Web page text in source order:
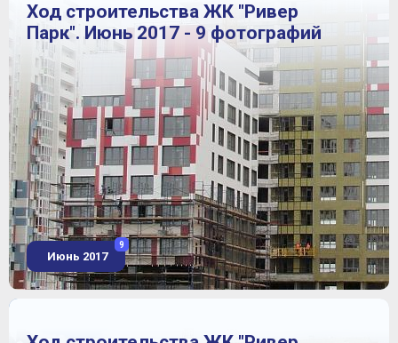
Ход строительства ЖК "Ривер
Парк". Июнь 2017 - 9 фотографий
Июнь 2017
9